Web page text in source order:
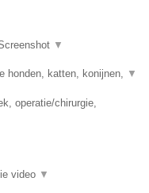
▼
honden, katten, konijnen, ▼
operatie/chirurgie,
video ▼